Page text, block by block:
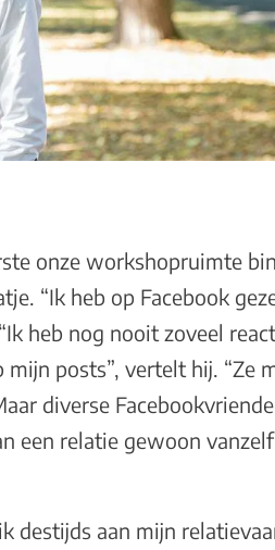
onze workshopruimte
“Ik heb op Facebook
heb nog nooit zoveel
posts”, vertelt hij. “Ze
diverse
een relatie gewoon
destijds aan mijn